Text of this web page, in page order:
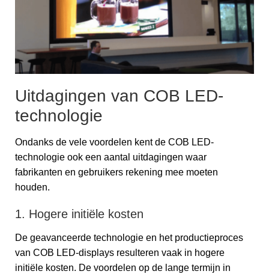
Uitdagingen van COB LED-
technologie
Ondanks de vele voordelen kent de COB LED-
technologie ook een aantal uitdagingen waar
fabrikanten en gebruikers rekening mee moeten
houden.
1. Hogere initiële kosten
De geavanceerde technologie en het productieproces
van COB LED-displays resulteren vaak in hogere
initiële kosten. De voordelen op de lange termijn in